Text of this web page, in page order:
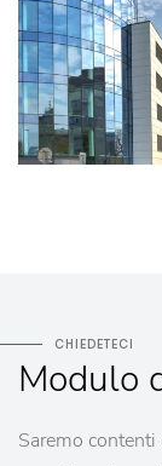
CHIEDETECI
Modulo
Saremo